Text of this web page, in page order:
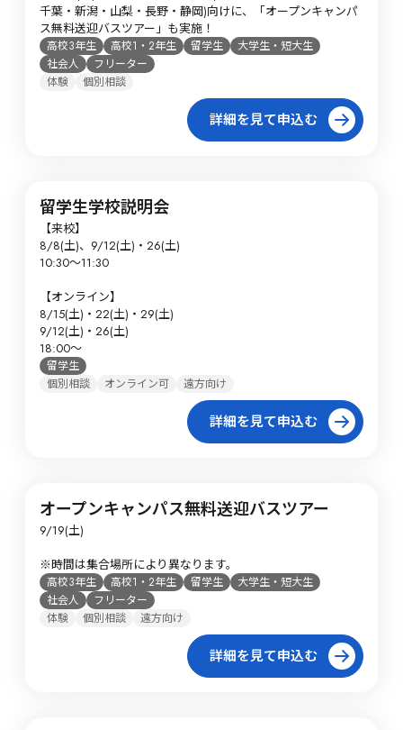
千葉・新潟・山梨・長野・静岡)向けに、「オープンキャンパ
ス無料送迎バスツアー」も実施！
高校3年生 高校1・2年生 留学生
大学生・短大生
社会人
フリーター
体験
個別相談
詳細を見て申込む
留学生学校説明会
【来校】
8/8(土)、9/12(土)・26(土)
10:30～11:30
【オンライン】
8/15(土)・22(土)・29(土)
9/12(土)・26(土)
18:00～
留学生
個別相談
オンライン可 遠方向け
詳細を見て申込む
オープンキャンパス無料送迎バスツアー
9/19(土)
※時間は集合場所により異なります。
高校3年生 高校1・2年生 留学生
大学生・短大生
社会人
フリーター
体験
個別相談 遠方向け
詳細を見て申込む